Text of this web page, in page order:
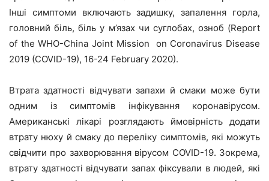
Інші симптоми включають задишку, запалення горла,
головний біль, біль у м’язах чи суглобах, озноб (Report
of the WHO-China Joint Mission on Coronavirus Disease
2019 (COVID-19), 16-24 February 2020).
Втрата здатності відчувати запахи й смаки може бути
одним із симптомів інфікування коронавірусом.
Американські лікарі розглядають ймовірність додати
втрату нюху й смаку до переліку симптомів, які можуть
свідчити про захворювання вірусом COVID-19. Зокрема,
втрату здатності відчувати запах фіксували в людей, які